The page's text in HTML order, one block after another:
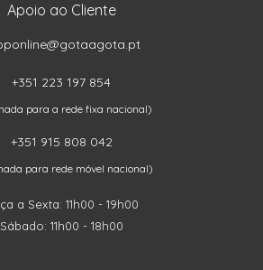
Apoio ao Cliente
+351 223 197 854
para a rede fixa nacional)
+351 915 808 042
para rede móvel nacional)
a Sexta: 11h00 - 19h00
Sábado: 11h00 - 18h00